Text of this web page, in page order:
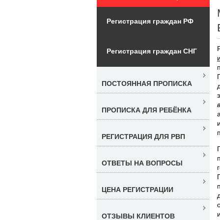
Регистрация граждан РФ
Регистрация граждан СНГ
ПОСТОЯННАЯ ПРОПИСКА
ПРОПИСКА ДЛЯ РЕБЁНКА
РЕГИСТРАЦИЯ ДЛЯ РВП
ОТВЕТЫ НА ВОПРОСЫ
ЦЕНА РЕГИСТРАЦИИ
ОТЗЫВЫ КЛИЕНТОВ